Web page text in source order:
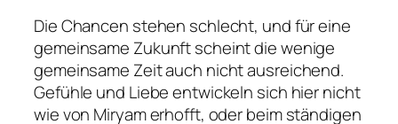
Die Chancen stehen schlecht, und für eine
gemeinsame Zukunft scheint die wenige
gemeinsame Zeit auch nicht ausreichend.
Gefühle und Liebe entwickeln sich hier nicht
wie von Miryam erhofft, oder beim ständigen